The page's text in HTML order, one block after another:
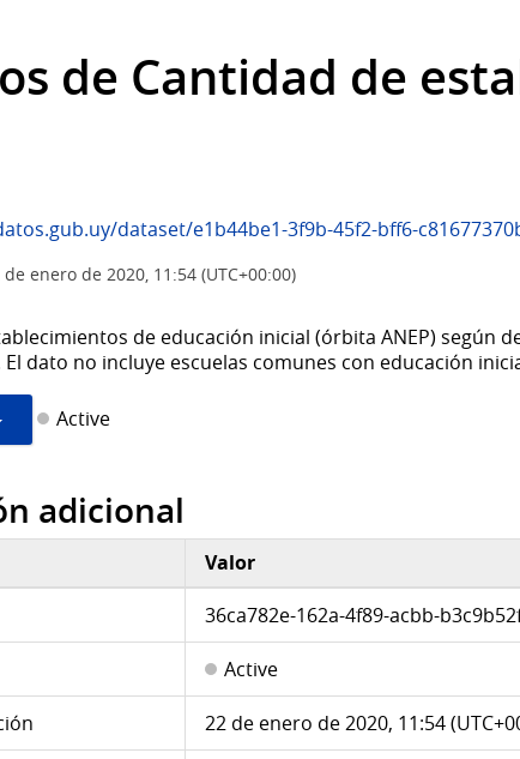
de Cantidad de
dataset/e1b44be1-3f9b-45f2-bff6-c81677370b2e/resource/36ca782e-162a-4f89-acbb-
de enero de 2020, 11:54 (UTC+00:00)
de educación inicial (órbita ANEP) según
dato no incluye escuelas comunes con educación
Active
adicional
Valor
36ca782e-162a-4f89-acbb-
Active
22 de enero de 2020, 11:54